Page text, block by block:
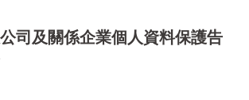
司及關係企業個人資料保護告